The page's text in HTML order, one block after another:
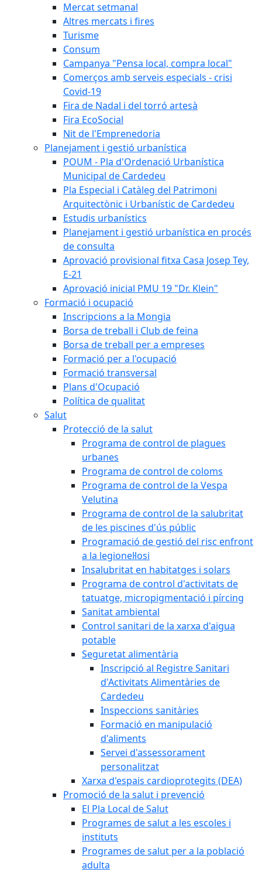
Mercat setmanal
Altres mercats i fires
Turisme
Consum
Campanya "Pensa local, compra local"
Comerços amb serveis especials - crisi
Covid-19
Fira de Nadal i del torró artesà
Fira EcoSocial
Nit de l'Emprenedoria
Planejament i gestió urbanística
POUM - Pla d'Ordenació Urbanística
Municipal de Cardedeu
Pla Especial i Catàleg del Patrimoni
Arquitectònic i Urbanístic de Cardedeu
Estudis urbanístics
Planejament i gestió urbanística en procés
de consulta
Aprovació provisional fitxa Casa Josep Tey,
E-21
Aprovació inicial PMU 19 "Dr. Klein"
Formació i ocupació
Inscripcions a la Mongia
Borsa de treball i Club de feina
Borsa de treball per a empreses
Formació per a l'ocupació
Formació transversal
Plans d'Ocupació
Política de qualitat
Salut
Protecció de la salut
Programa de control de plagues
urbanes
Programa de control de coloms
Programa de control de la Vespa
Velutina
Programa de control de la salubritat
de les piscines d'ús públic
Programació de gestió del risc enfront
a la legionel·losi
Insalubritat en habitatges i solars
Programa de control d'activitats de
tatuatge, micropigmentació i pírcing
Sanitat ambiental
Control sanitari de la xarxa d'aigua
potable
Seguretat alimentària
Inscripció al Registre Sanitari
d'Activitats Alimentàries de
Cardedeu
Inspeccions sanitàries
Formació en manipulació
d'aliments
Servei d'assessorament
personalitzat
Xarxa d'espais cardioprotegits (DEA)
Promoció de la salut i prevenció
El Pla Local de Salut
Programes de salut a les escoles i
instituts
Programes de salut per a la població
adulta